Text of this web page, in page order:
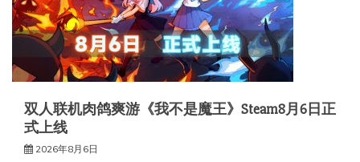
双人联机肉鸽爽游《我不是魔王》Steam8月6日正
式上线
2026年8月6日